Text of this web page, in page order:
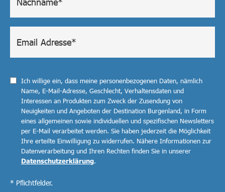
Ich willige ein, dass meine personenbezogenen Daten, nämlich
Name, E-Mail-Adresse, Geschlecht, Verhaltensdaten und
Interessen an Produkten zum Zweck der Zusendung von
Neuigkeiten und Angeboten der Destination Burgenland, in Form
eines allgemeinen sowie individuellen und spezifischen Newsletters
per E-Mail verarbeitet werden. Sie haben jederzeit die Möglichkeit
Ihre erteilte Einwilligung zu widerrufen. Nähere Informationen zur
Datenverarbeitung und Ihren Rechten finden Sie in unserer
Datenschutzerklärung.
* Pflichtfelder.